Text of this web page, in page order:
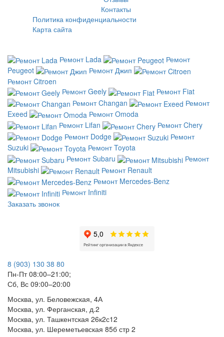
Контакты
Политика конфиденциальности
Карта сайта
Ремонт Lada
Ремонт
Peugeot
Ремонт Джип
Ремонт Citroen
Ремонт Geely
Ремонт Fiat
Ремонт Changan
Ремонт
Exeed
Ремонт Omoda
Ремонт Lifan
Ремонт Chery
Ремонт Dodge
Ремонт
Suzuki
Ремонт Toyota
Ремонт Subaru
Ремонт
Mitsubishi
Ремонт Renault
Ремонт Mercedes-Benz
Ремонт Infiniti
Заказать звонок
8 (903) 130 38 80
Пн-Пт 08:00–21:00;
Сб, Вс 09:00–20:00
Москва, ул. Беловежская, 4А
Москва, ул. Ферганская, д.2
Москва, ул. Ташкентская 26к2с12
Москва, ул. Шереметьевская 85б стр 2